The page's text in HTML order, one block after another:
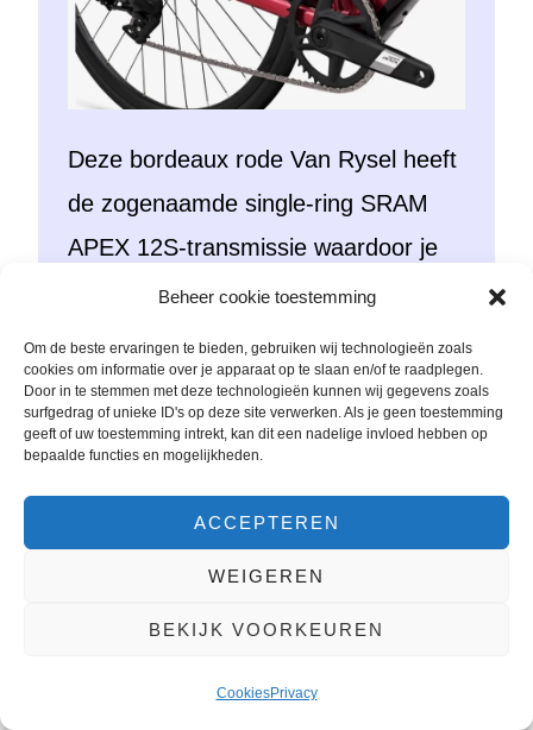
Beheer cookie toestemming
Om de beste ervaringen te bieden, gebruiken wij technologieën zoals
cookies om informatie over je apparaat op te slaan en/of te raadplegen.
Door in te stemmen met deze technologieën kunnen wij gegevens zoals
surfgedrag of unieke ID's op deze site verwerken. Als je geen toestemming
geeft of uw toestemming intrekt, kan dit een nadelige invloed hebben op
bepaalde functies en mogelijkheden.
ACCEPTEREN
WEIGEREN
BEKIJK VOORKEUREN
CookiesPrivacy
Deze bordeaux rode Van Rysel heeft
de zogenaamde single-ring SRAM
APEX 12S-transmissie waardoor je
maar 1 kettingblad aan de voorzijde
af kan lopen en hij tevens minder
snel slijt. Daarnaast is hij (vinden wij)
erg mooi om te zien, net iets duurder
dan 2.500 euro wat nog te overzien
is voor een elektrische wielrenfiets